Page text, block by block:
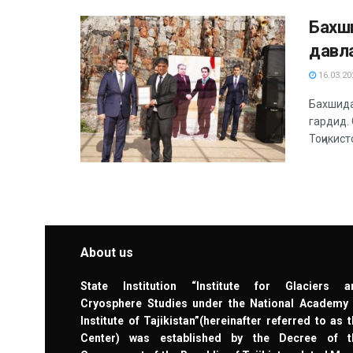
гардид.
About us
State Institution “Institute for Glaciers
Cryosphere Studies under the National Academy
Institute of Tajikistan”(hereinafter referred to as
Center) was established by the Decree of